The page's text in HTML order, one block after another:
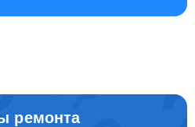
ремонта